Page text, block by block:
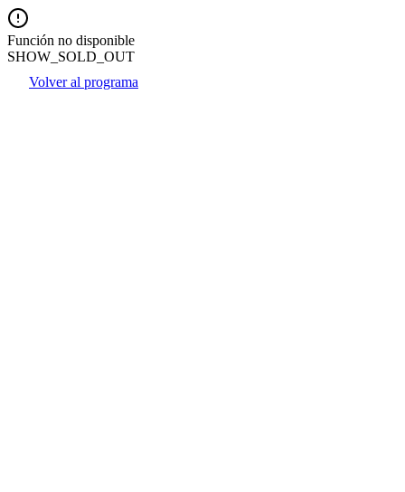
Función no disponible
SHOW_SOLD_OUT
Volver al programa